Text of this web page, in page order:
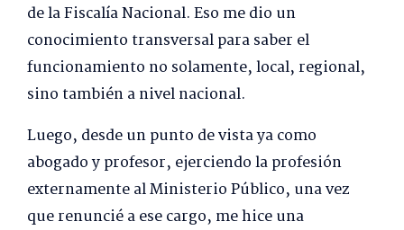
de la Fiscalía Nacional. Eso me dio un
conocimiento transversal para saber el
funcionamiento no solamente, local, regional,
sino también a nivel nacional.
Luego, desde un punto de vista ya como
abogado y profesor, ejerciendo la profesión
externamente al Ministerio Público, una vez
que renuncié a ese cargo, me hice una